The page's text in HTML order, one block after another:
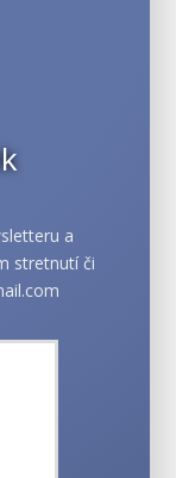
a
stretnutí či